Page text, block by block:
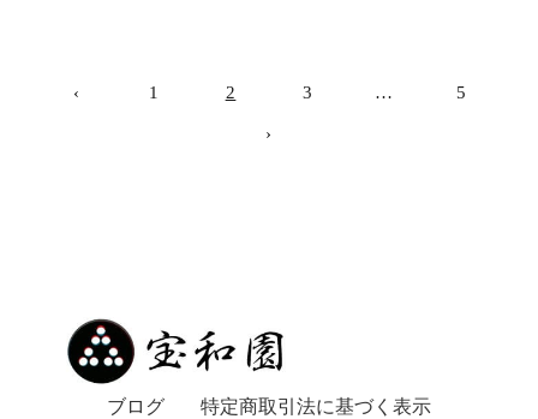
‹ 1 2 3 … 5
›
ブログ 特定商取引法に基づく表示